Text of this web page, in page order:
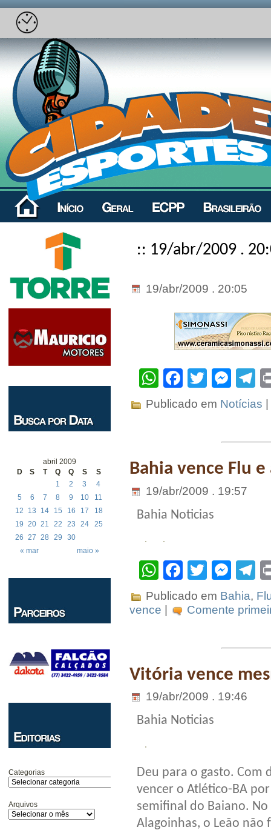
abril 2009
D
S T Q Q S S
« mar maio »
1 2 3
4
5
6 7 8 9 10
11
12
13 14 15 16 17
18
19
20 21 22 23 24
25
26
27 28 29 30
Categorias
Arquivos
:: 19/abr/2009 .
19/abr/2009 . 20:05
WhatsApp
Facebook
Twitter
Publicado em Notícias
Bahia vence Flu
19/abr/2009 . 19:57
Bahia Noticias
WhatsApp
Facebook
Twitter
Publicado em Bahia,
vence
Comente
Vitória vence
19/abr/2009 . 19:46
Bahia Noticias
Deu para o gasto. Com
vencer o Atlético-BA
semifinal do Baiano.
Alagoinhas, o Leão não